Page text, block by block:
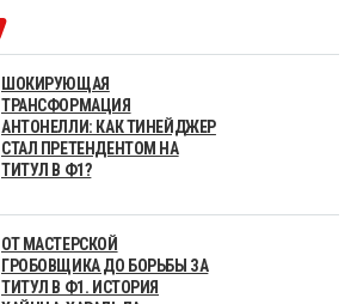
ШОКИРУЮЩАЯ
ТРАНСФОРМАЦИЯ
АНТОНЕЛЛИ: КАК ТИНЕЙДЖЕР
СТАЛ ПРЕТЕНДЕНТОМ НА
ТИТУЛ В Ф1?
ОТ МАСТЕРСКОЙ
ГРОБОВЩИКА ДО БОРЬБЫ ЗА
ТИТУЛ В Ф1. ИСТОРИЯ